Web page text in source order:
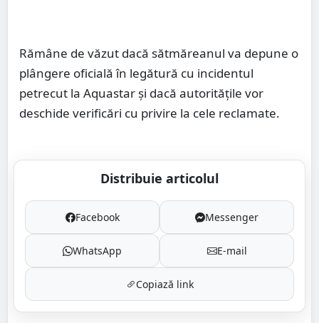
Rămâne de văzut dacă sătmăreanul va depune o
plângere oficială în legătură cu incidentul
petrecut la Aquastar și dacă autoritățile vor
deschide verificări cu privire la cele reclamate.
Distribuie articolul
Facebook Messenger
WhatsApp E-mail
Copiază link